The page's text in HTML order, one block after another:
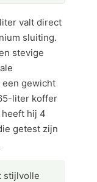
valt direct
sluiting.
stevige
een gewicht
liter koffer
hij 4
getest zijn
stijlvolle